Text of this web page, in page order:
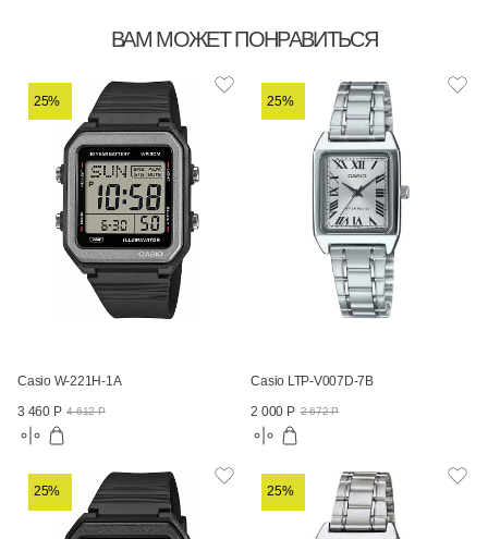
ВАМ МОЖЕТ ПОНРАВИТЬСЯ
25%
Casio W-221H-1A
3 460 Р 4 612 Р
25%
Casio LTP-V007D-7B
2 000 Р 2 672 Р
25% 25%